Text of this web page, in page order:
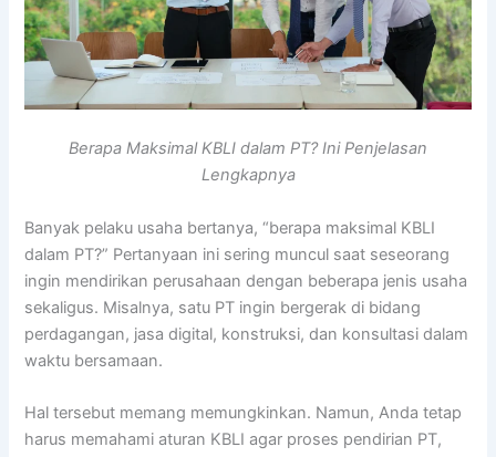
Berapa Maksimal KBLI dalam PT? Ini Penjelasan
Lengkapnya
Banyak pelaku usaha bertanya, “berapa maksimal KBLI
dalam PT?” Pertanyaan ini sering muncul saat seseorang
ingin mendirikan perusahaan dengan beberapa jenis usaha
sekaligus. Misalnya, satu PT ingin bergerak di bidang
perdagangan, jasa digital, konstruksi, dan konsultasi dalam
waktu bersamaan.
Hal tersebut memang memungkinkan. Namun, Anda tetap
harus memahami aturan KBLI agar proses pendirian PT,